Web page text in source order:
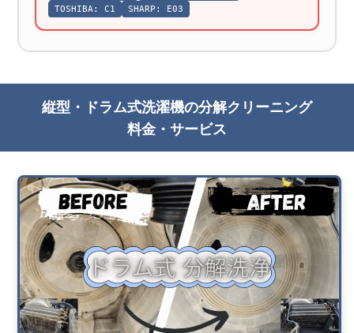
TOSHIBA: C1
SHARP: E03
縦型・ドラム式洗濯機の分解クリーニング
料金・サービス